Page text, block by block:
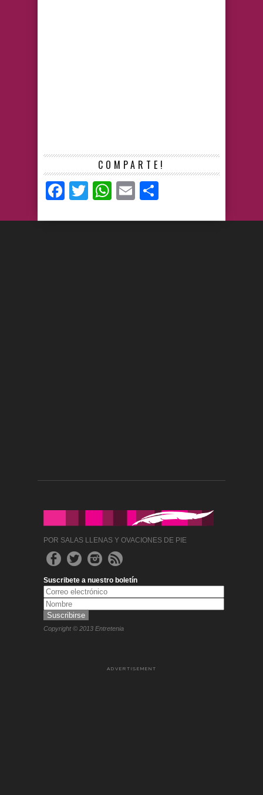
COMPARTE!
Facebook
TwitterWhatsApp
Email
POR SALAS LLENAS Y OVACIONES DE PIE
Suscribete a nuestro boletín
Copyright © 2013 Entretenia
ADVERTISEMENT